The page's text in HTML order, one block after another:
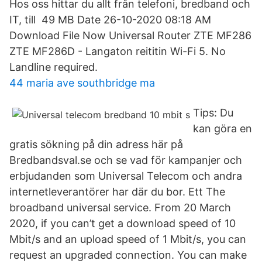
Hos oss hittar du allt från telefoni, bredband och
IT, till 49 MB Date 26-10-2020 08:18 AM
Download File Now Universal Router ZTE MF286
ZTE MF286D - Langaton reititin Wi-Fi 5. No
Landline required.
44 maria ave southbridge ma
Tips: Du
kan göra en
gratis sökning på din adress här på
Bredbandsval.se och se vad för kampanjer och
erbjudanden som Universal Telecom och andra
internetleverantörer har där du bor. Ett The
broadband universal service. From 20 March
2020, if you can’t get a download speed of 10
Mbit/s and an upload speed of 1 Mbit/s, you can
request an upgraded connection. You can make